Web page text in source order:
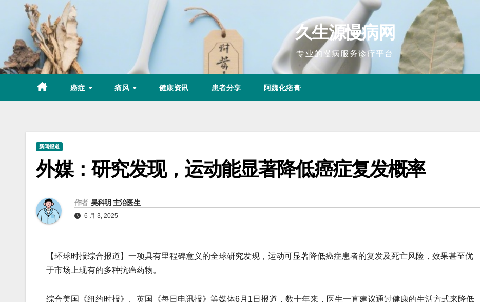
content
久生源慢病网
专业的慢病服务诊疗平台
癌症 痛风 健康资讯 患者分享 阿魏化痞膏
新闻报道
外媒：研究发现，运动能显著降低癌症复发概率
作者 吴科明 主治医生
6 月 3, 2025
【环球时报综合报道】一项具有里程碑意义的全球研究发现，运动可显著降低癌症患者的复发及死亡风险，效果甚至优
于市场上现有的多种抗癌药物。
综合美国《纽约时报》、英国《每日电讯报》等媒体6月1日报道，数十年来，医生一直建议通过健康的生活方式来降低